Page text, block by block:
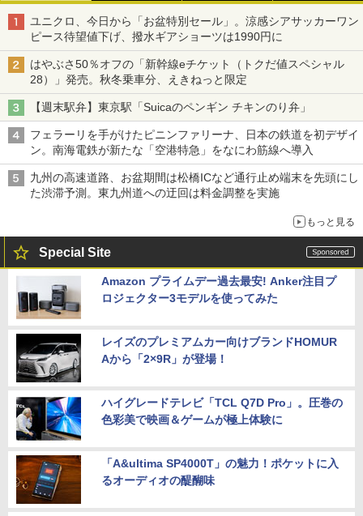
ユニクロ、今日から「お盆特別セール」。涼感シアサッカーワン
ピース待望値下げ、撥水ギアショーツは1990円に
はやぶさ50％オフの「新幹線eチケット（トクだ値スペシャル
28）」発売。秋冬乗車分、えきねっと限定
【週末駅弁】東京駅「Suicaのペンギン チキンのり弁」
フェラーリを手がけたピニンファリーナ、日本の鉄道を初デザイ
ン。南海電鉄が新たな「空港特急」をなにわ筋線へ導入
九州の高速道路、お盆期間は松橋ICなど通行止め端末を先頭にし
た渋滞予測。東九州道への迂回は料金調整を実施
もっと見る
Special Site
Amazon プライムデー過去最安! Anker注目プ
ロジェクター3モデルを使ってみた
レイズのプレミアムカー向けブランドHOMUR
Aから「2×9R」が登場！
ハイグレードテレビ「TCL Q7D Pro」。圧巻の
色彩美で映画＆ゲームが極上体験に
「A&ultima SP4000T」の魅力！ポケットに入
るオーディオの醍醐味